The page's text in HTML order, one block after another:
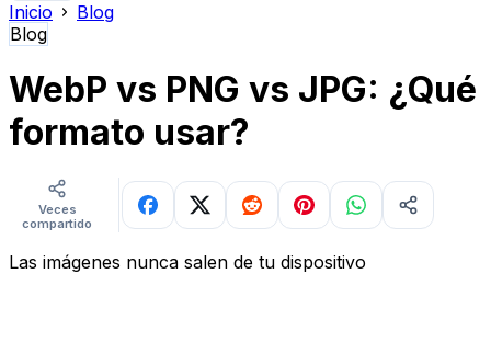
Inicio
Blog
Blog
WebP vs PNG vs JPG: ¿Qué
formato usar?
Veces
compartido
Las imágenes nunca salen de tu dispositivo